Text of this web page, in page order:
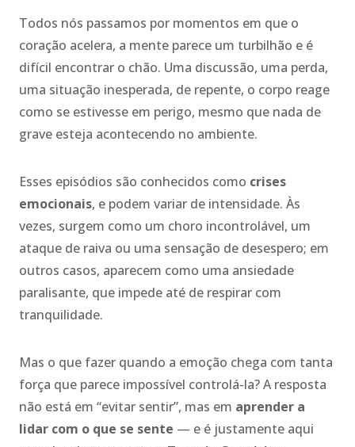
Todos nós passamos por momentos em que o
coração acelera, a mente parece um turbilhão e é
difícil encontrar o chão. Uma discussão, uma perda,
uma situação inesperada, de repente, o corpo reage
como se estivesse em perigo, mesmo que nada de
grave esteja acontecendo no ambiente.
Esses episódios são conhecidos como crises
emocionais, e podem variar de intensidade. Às
vezes, surgem como um choro incontrolável, um
ataque de raiva ou uma sensação de desespero; em
outros casos, aparecem como uma ansiedade
paralisante, que impede até de respirar com
tranquilidade.
Mas o que fazer quando a emoção chega com tanta
força que parece impossível controlá-la? A resposta
não está em “evitar sentir”, mas em aprender a
lidar com o que se sente — e é justamente aqui